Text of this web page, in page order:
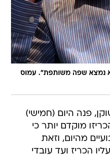
נמצא שפה משותפת". עמוס
פנה היום (חמישי)
מוקדם יותר כי
מהיום, וזאת
הכריז ועד עובדי